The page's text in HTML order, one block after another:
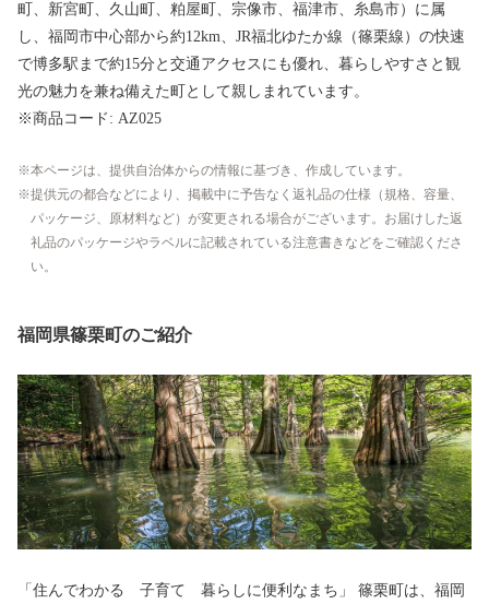
町、新宮町、久山町、粕屋町、宗像市、福津市、糸島市）に属
し、福岡市中心部から約12km、JR福北ゆたか線（篠栗線）の快速
で博多駅まで約15分と交通アクセスにも優れ、暮らしやすさと観
光の魅力を兼ね備えた町として親しまれています。
※商品コード: AZ025
本ページは、提供自治体からの情報に基づき、作成しています。
提供元の都合などにより、掲載中に予告なく返礼品の仕様（規格、容量、
パッケージ、原材料など）が変更される場合がございます。お届けした返
礼品のパッケージやラベルに記載されている注意書きなどをご確認くださ
い。
福岡県篠栗町のご紹介
「住んでわかる 子育て 暮らしに便利なまち」 篠栗町は、福岡